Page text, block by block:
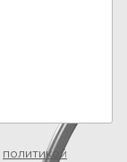
политикой